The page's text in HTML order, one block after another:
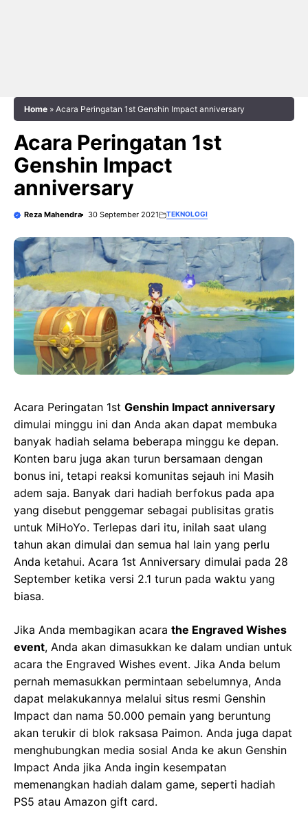
Home » Acara Peringatan 1st Genshin Impact anniversary
Acara Peringatan 1st
Genshin Impact
anniversary
Reza Mahendra 30 September 2021 TEKNOLOGI
Acara Peringatan 1st Genshin Impact anniversary
dimulai minggu ini dan Anda akan dapat membuka
banyak hadiah selama beberapa minggu ke depan.
Konten baru juga akan turun bersamaan dengan
bonus ini, tetapi reaksi komunitas sejauh ini Masih
adem saja. Banyak dari hadiah berfokus pada apa
yang disebut penggemar sebagai publisitas gratis
untuk MiHoYo. Terlepas dari itu, inilah saat ulang
tahun akan dimulai dan semua hal lain yang perlu
Anda ketahui. Acara 1st Anniversary dimulai pada 28
September ketika versi 2.1 turun pada waktu yang
biasa.
Jika Anda membagikan acara the Engraved Wishes
event, Anda akan dimasukkan ke dalam undian untuk
acara the Engraved Wishes event. Jika Anda belum
pernah memasukkan permintaan sebelumnya, Anda
dapat melakukannya melalui situs resmi Genshin
Impact dan nama 50.000 pemain yang beruntung
akan terukir di blok raksasa Paimon. Anda juga dapat
menghubungkan media sosial Anda ke akun Genshin
Impact Anda jika Anda ingin kesempatan
memenangkan hadiah dalam game, seperti hadiah
PS5 atau Amazon gift card.